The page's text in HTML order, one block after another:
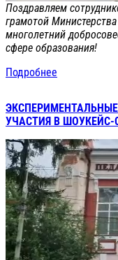
Поздравляем
грамотой
многолетний
сфере образования!
Подробнее
УЧАСТИЯ В ШОУКЕЙС-